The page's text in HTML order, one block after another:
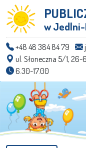
w
+48 48 384 84 79
ul. Słoneczna 5/1,
6.30-17.00